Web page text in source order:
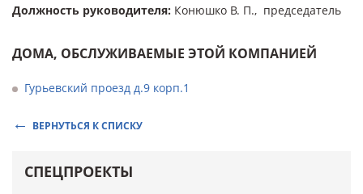
Должность руководителя: Конюшко В. П., председатель
ДОМА, ОБСЛУЖИВАЕМЫЕ ЭТОЙ КОМПАНИЕЙ
Гурьевский проезд д.9 корп.1
ВЕРНУТЬСЯ К СПИСКУ
СПЕЦПРОЕКТЫ